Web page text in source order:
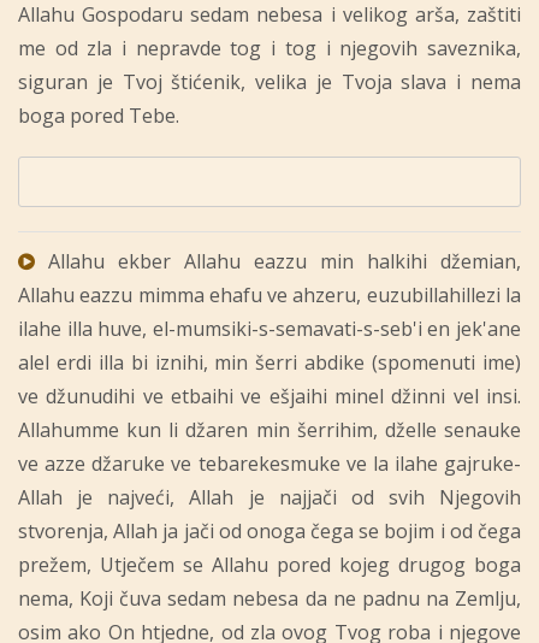
Allahu Gospodaru sedam nebesa i velikog arša, zaštiti
me od zla i nepravde tog i tog i njegovih saveznika,
siguran je Tvoj štićenik, velika je Tvoja slava i nema
boga pored Tebe.
Allahu ekber Allahu eazzu min halkihi džemian,
Allahu eazzu mimma ehafu ve ahzeru, euzubillahillezi la
ilahe illa huve, el-mumsiki-s-semavati-s-seb'i en jek'ane
alel erdi illa bi iznihi, min šerri abdike (spomenuti ime)
ve džunudihi ve etbaihi ve ešjaihi minel džinni vel insi.
Allahumme kun li džaren min šerrihim, dželle senauke
ve azze džaruke ve tebarekesmuke ve la ilahe gajruke-
Allah je najveći, Allah je najjači od svih Njegovih
stvorenja, Allah ja jači od onoga čega se bojim i od čega
prežem, Utječem se Allahu pored kojeg drugog boga
nema, Koji čuva sedam nebesa da ne padnu na Zemlju,
osim ako On htjedne, od zla ovog Tvog roba i njegove